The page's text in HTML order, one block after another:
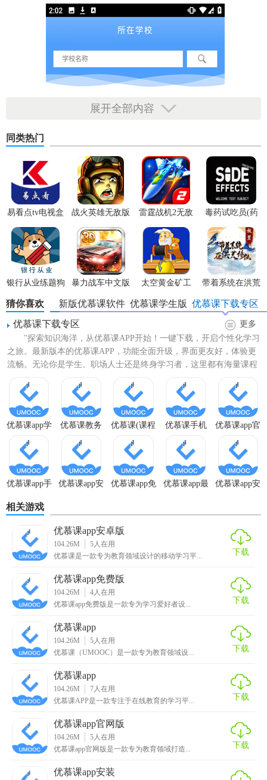
【优慕课app最新版技巧】
1. 智能搜索：通过关键词快速找到所需课程或资料。
2. 离线下载：支持视频课程的离线下载，方便用户在没有网
络的情况下观看。
3. 学习进度跟踪：自动记录用户的学习进度，帮助用户更好
地管理学习计划。
【优慕课app最新版内容】
1. 海量课程资源：涵盖多个学科领域，包括但不仅限于计算
机科学、经济学、心理学、医学等。
2. 互动讨论区：用户可以在讨论区与其他学习者交流心得，
分享学习经验。
试、作业提交等。
【优慕课app最新版玩法】
1. 注册登录：用户需要先注册并登录账号，才能使用软件的
所有功能。
2. 选择课程：根据需求选择感兴趣的课程进行学习。
3. 参与讨论：在互动讨论区发表自己的观点，参与话题讨
展开全部内容
同类热门
易看点tv电视盒
子免广告版
战火英雄无敌版
雷霆战机2无敌
版
毒药试吃员(药
丸轮盘)
银行从业练题狗 暴力战车中文版 太空黄金矿工
带着系统在洪荒
修仙免广告版
猜你喜欢 优慕课下载专区
优慕课学生版
新版优慕课软件
优慕课下载专区
更多
"探索知识海洋，从优慕课APP开始！一键下载，开启个性化学习
之旅。最新版本的优慕课APP，功能全面升级，界面更友好，体验更
流畅。无论你是学生、职场人士还是终身学习者，这里都有海量课程
资源等你探索。精选...
优慕课app学
优慕课教务
优慕课(课程
优慕课手机
优慕课app官
优慕课app手
优慕课app安
优慕课app免
优慕课app最
优慕课app安
相关游戏
优慕课app安卓版
104.26M 5 人在用
优慕课是一款专为教育领域设计的移动学习平...
下载
优慕课app免费版
104.26M 4 人在用
优慕课app免费版是一款专为学习爱好者设...
下载
优慕课app
104.26M 5 人在用
优慕课（UMOOC）是一款专为教育领域设...
下载
优慕课app
104.26M 7 人在用
优慕课APP是一款专注于在线教育的学习平...
下载
优慕课app官网版
104.26M 5 人在用
优慕课app官网版是一款专为教育领域打造...
下载
优慕课app安装